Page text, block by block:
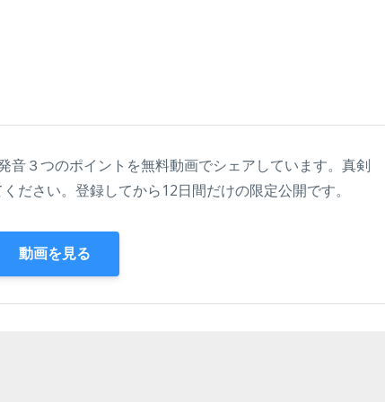
音３つのポイントを無料動画でシェアしています。真剣
ださい。登録してから12日間だけの限定公開です。
動画を見る